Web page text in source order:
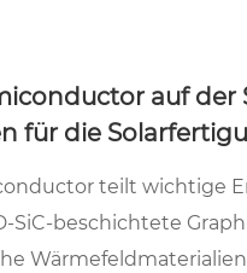
auf
für die
teilt wichtige
SiC-beschichtete